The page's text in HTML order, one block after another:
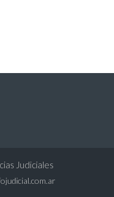
Judiciales